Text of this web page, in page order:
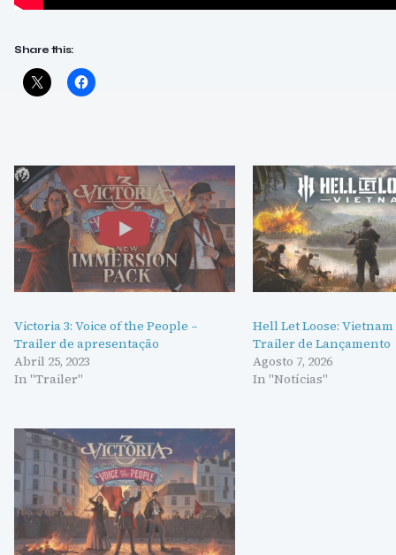
Share this:
Victoria 3: Voice of the People –
Trailer de apresentação
Abril 25, 2023
In "Trailer"
Hell Let Loose:
Trailer de Lançamento
Agosto 7, 2026
In "Notícias"